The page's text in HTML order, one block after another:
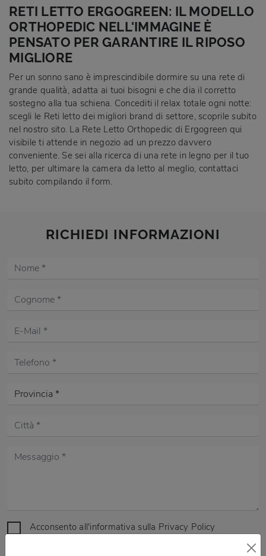
RETI LETTO ERGOGREEN: IL MODELLO
ORTHOPEDIC NELL'IMMAGINE È
PENSATO PER GARANTIRE IL RIPOSO
MIGLIORE
Per un sonno sano è imprescindibile dormire su una rete di
grande qualità, adatta ai tuoi bisogni e che dia il corretto
sostegno alla tua schiena. Concediti il relax totale ogni notte:
scegli le Reti letto dei migliori brand di settore, scoprile subito
nel nostro sito. La Rete Letto Orthopedic di Ergogreen qui
visibile ti attende in negozio ad un prezzo davvero
conveniente. Se sei alla ricerca di una rete in legno per il tuo
letto, per ultimare la camera da letto al meglio, contattaci
subito compilando il form.
RICHIEDI INFORMAZIONI
Acconsento all'informativa sulla Privacy Policy